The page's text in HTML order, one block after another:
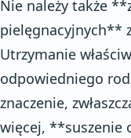
Nie należy także
pielęgnacyjnych**
Utrzymanie
odpowiedniego
znaczenie,
więcej, **suszenie